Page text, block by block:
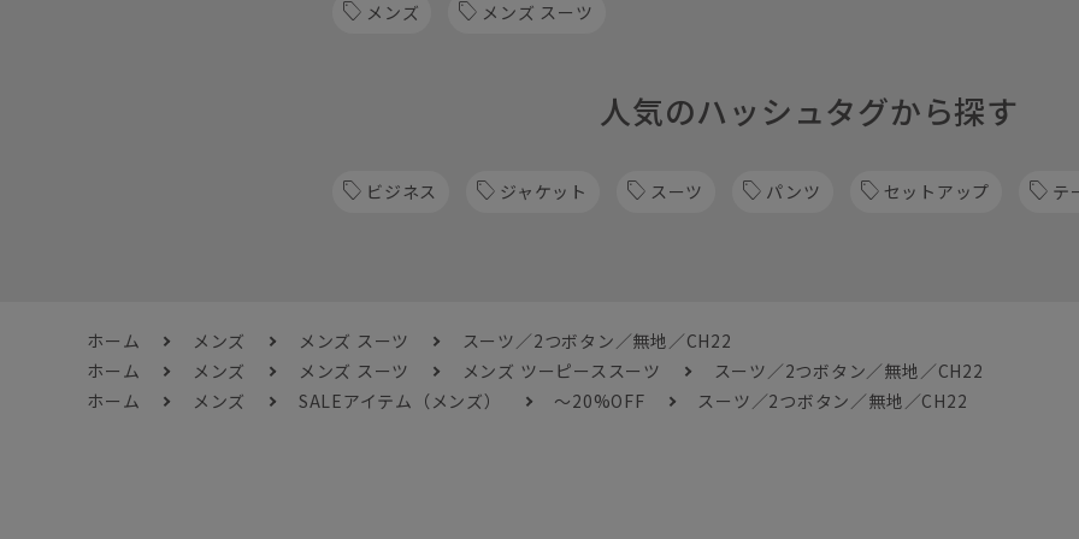
メンズ メンズ スーツ
人気のハッシュタグから探す
ビジネス ジャケット スーツ パンツ セットアップ テ
ホーム メンズ メンズ スーツ
スーツ／2つボタン／無地／CH22
ホーム
メンズ メンズ スーツ メンズ ツーピーススーツ
スーツ／2つボタン／無地／CH22
ホーム
メンズ SALEアイテム（メンズ） ～20%OFF スーツ／2つボタン／無地／CH22